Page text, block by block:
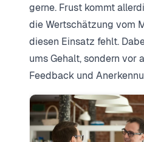
gerne. Frust kommt
die Wertschätzung vom
diesen Einsatz fehlt.
ums Gehalt, sondern vor
Feedback und